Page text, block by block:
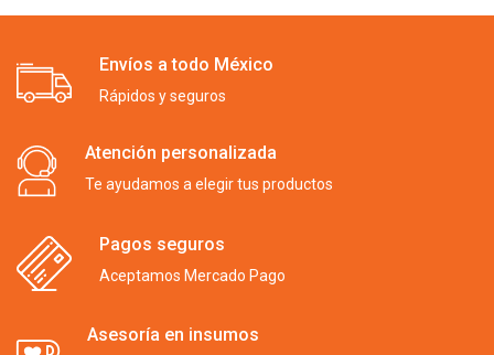
Envíos a todo México
Rápidos y seguros
Atención personalizada
Te ayudamos a elegir tus productos
Pagos seguros
Aceptamos Mercado Pago
Asesoría en insumos